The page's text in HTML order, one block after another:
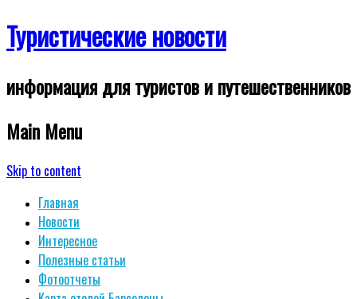
Туристические новости
информация для туристов и путешественников
Main Menu
Skip to content
Главная
Новости
Интересное
Полезные статьи
Фотоотчеты